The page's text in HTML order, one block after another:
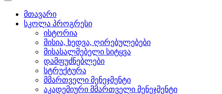
მთავარი
სკოლა პროგრესი
ისტორია
მისია, ხედვა, ღირებულებები
მისასალმებელი სიტყვა
დამფუძნებლები
სტრუქტურა
მმართველი მენეჯმენტი
აკადემიური მმართველი მენეჯმენტი